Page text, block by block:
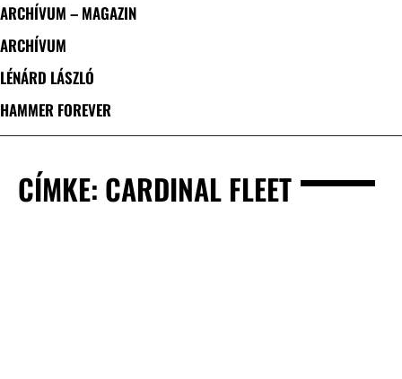
ARCHÍVUM – MAGAZIN
ARCHÍVUM
LÉNÁRD LÁSZLÓ
HAMMER FOREVER
CÍMKE: CARDINAL FLEET